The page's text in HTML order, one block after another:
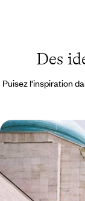
Des
Puisez l'inspiration
Ispahan, Yazd,
Ispahan, Yazd, Shiraz,
10 jours, de 3000 à 4100 €